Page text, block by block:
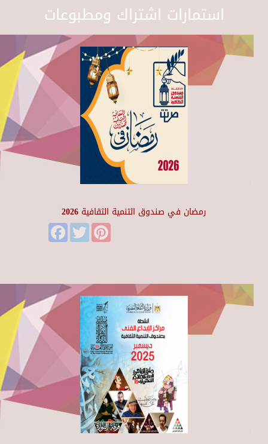
استمارات اشتراك ومطبوعات
رمضان في صندوق التنمية الثقافية 2026
FacebookTwitter